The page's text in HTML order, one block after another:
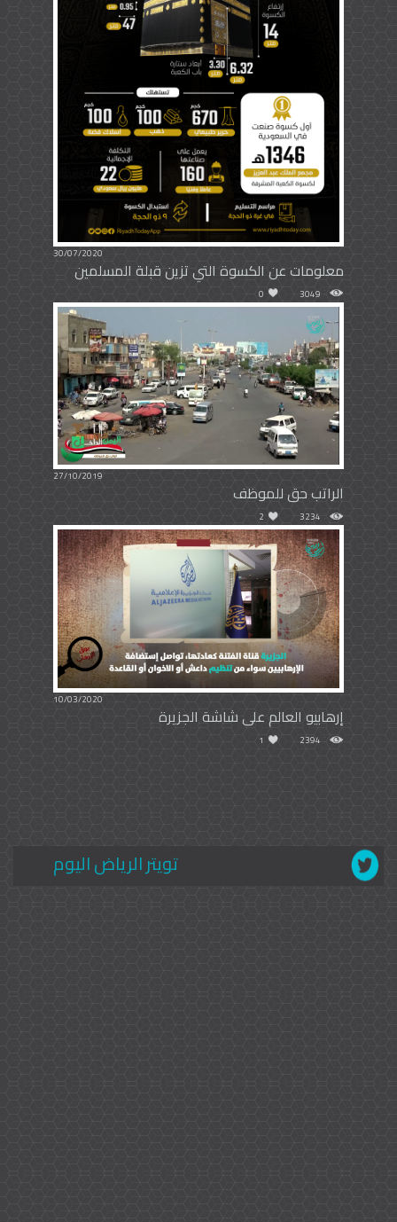
30/07/2020
معلومات عن الكسوة التي تزين قبلة المسلمين
3049
0
27/10/2019
الراتب حق للموظف
3234
2
10/03/2020
إرهابيو العالم على شاشة الجزيرة
2394
1
تويتر الرياض اليوم